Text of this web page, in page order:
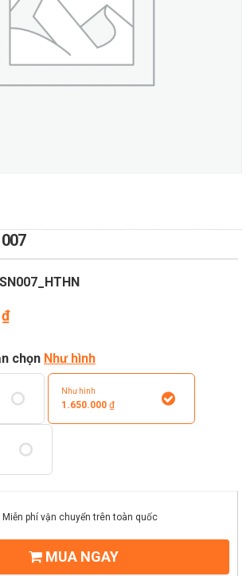
₫
chọn Như hình
Như hình
1.650.000₫
Miễn phí vận chuyển trên toàn quốc
MUA NGAY
HOA VỀ